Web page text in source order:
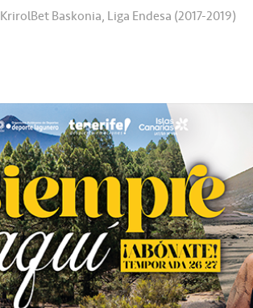
KrirolBet Baskonia, Liga Endesa (2017-2019)